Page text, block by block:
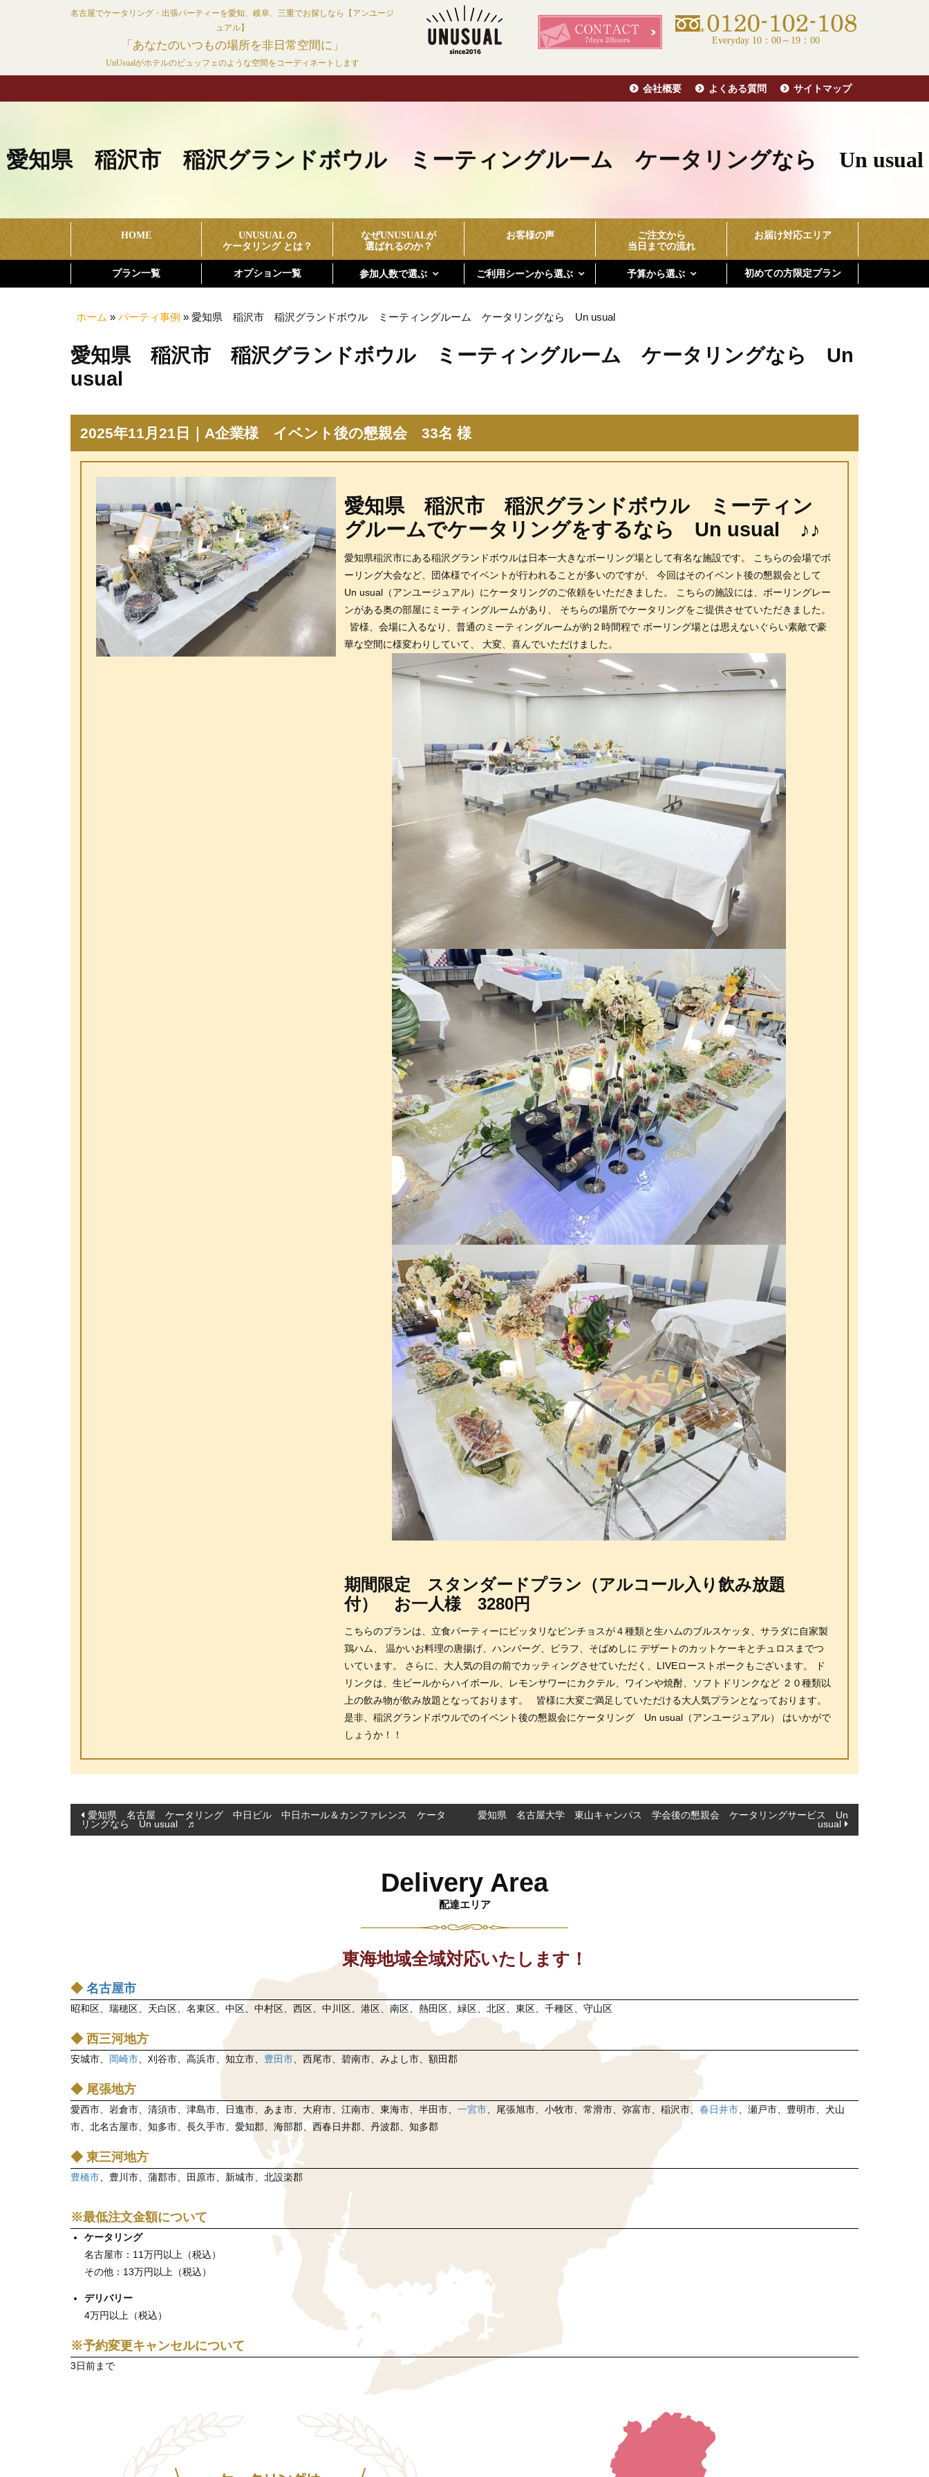
ツ
プ
名古屋でケータリング・出張パーティーを愛知、岐阜、三重でお探しなら【アンユージ
ュアル】
「あなたのいつもの場所を非日常空間に」
UnUsualがホテルのビュッフェのような空間をコーディネートします
Everyday 10：00～19：00
会社概要 よくある質問 サイトマップ
愛知県 稲沢市 稲沢グランドボウル ミーティングルーム ケータリングなら Un usual
HOME
UNUSUAL の
ケータリング とは？
なぜUNUSUALが
選ばれるのか？
お客様の声
ご注文から
当日までの流れ
お届け対応エリア
プラン一覧 オプション一覧 参加人数で選ぶ ご利用シーンから選ぶ 予算から選ぶ 初めての方限定プラン
ホーム » パーティ事例 » 愛知県 稲沢市 稲沢グランドボウル ミーティングルーム ケータリングなら Un usual
愛知県 稲沢市 稲沢グランドボウル ミーティングルーム ケータリングなら Un
usual
2025年11月21日｜A企業様 イベント後の懇親会 33名 様
愛知県 稲沢市 稲沢グランドボウル ミーティン
グルームでケータリングをするなら Un usual ♪♪
愛知県稲沢市にある稲沢グランドボウルは日本一大きなボーリング場として有名な施設です。 こちらの会場でボ
ーリング大会など、団体様でイベントが行われることが多いのですが、 今回はそのイベント後の懇親会として
Un usual（アンユージュアル）にケータリングのご依頼をいただきました。 こちらの施設には、ボーリングレー
ンがある奥の部屋にミーティングルームがあり、 そちらの場所でケータリングをご提供させていただきました。
皆様、会場に入るなり、普通のミーティングルームが約２時間程で ボーリング場とは思えないぐらい素敵で豪
華な空間に様変わりしていて、 大変、喜んでいただけました。
期間限定 スタンダードプラン（アルコール入り飲み放題
付） お一人様 3280円
こちらのプランは、立食パーティーにピッタリなピンチョスが４種類と生ハムのブルスケッタ、サラダに自家製
鶏ハム、 温かいお料理の唐揚げ、ハンバーグ、ピラフ、そばめしに デザートのカットケーキとチュロスまでつ
いています。 さらに、大人気の目の前でカッティングさせていただく、LIVEローストポークもございます。 ド
リンクは、生ビールからハイボール、レモンサワーにカクテル、ワインや焼酎、ソフトドリンクなど ２０種類以
上の飲み物が飲み放題となっております。 皆様に大変ご満足していただける大人気プランとなっております。
是非、稲沢グランドボウルでのイベント後の懇親会にケータリング Un usual（アンユージュアル） はいかがで
しょうか！！
投
稿
愛知県 名古屋 ケータリング 中日ビル 中日ホール＆カンファレンス ケータ
リングなら Un usual ♬
愛知県 名古屋大学 東山キャンパス 学会後の懇親会 ケータリングサービス Un
usual
Delivery Area
配達エリア
東海地域全域対応いたします！
◆ 名古屋市
昭和区、瑞穂区、天白区、名東区、中区、中村区、西区、中川区、港区、南区、熱田区、緑区、北区、東区、千種区、守山区
◆ 西三河地方
安城市、 岡崎市、刈谷市、高浜市、知立市、 豊田市、西尾市、碧南市、みよし市、額田郡
◆ 尾張地方
愛西市、岩倉市、清須市、津島市、日進市、あま市、大府市、江南市、東海市、半田市、 一宮市、尾張旭市、小牧市、常滑市、弥富市、稲沢市、 春日井市、瀬戸市、豊明市、犬山
市、北名古屋市、知多市、長久手市、愛知郡、海部郡、西春日井郡、丹波郡、知多郡
◆ 東三河地方
豊橋市、豊川市、蒲郡市、田原市、新城市、北設楽郡
※最低注文金額について
ケータリング
名古屋市：11万円以上（税込）
その他：13万円以上（税込）
デリバリー
4万円以上（税込）
※予約変更キャンセルについて
3日前まで